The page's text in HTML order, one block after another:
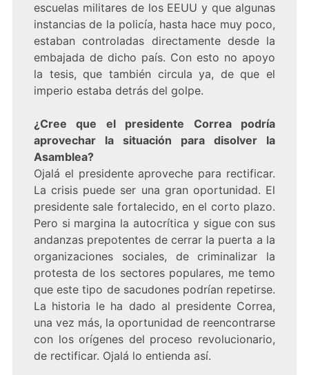
escuelas militares de los EEUU y que algunas
instancias de la policía, hasta hace muy poco,
estaban controladas directamente desde la
embajada de dicho país. Con esto no apoyo
la tesis, que también circula ya, de que el
imperio estaba detrás del golpe.
¿Cree que el presidente Correa podría
aprovechar la situación para disolver la
Asamblea?
Ojalá el presidente aproveche para rectificar.
La crisis puede ser una gran oportunidad. El
presidente sale fortalecido, en el corto plazo.
Pero si margina la autocrítica y sigue con sus
andanzas prepotentes de cerrar la puerta a la
organizaciones sociales, de criminalizar la
protesta de los sectores populares, me temo
que este tipo de sacudones podrían repetirse.
La historia le ha dado al presidente Correa,
una vez más, la oportunidad de reencontrarse
con los orígenes del proceso revolucionario,
de rectificar. Ojalá lo entienda así.